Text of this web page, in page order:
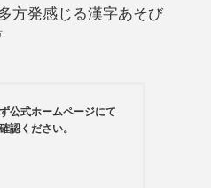
方発感じる漢字あそび
公式ホームページにて
認ください。